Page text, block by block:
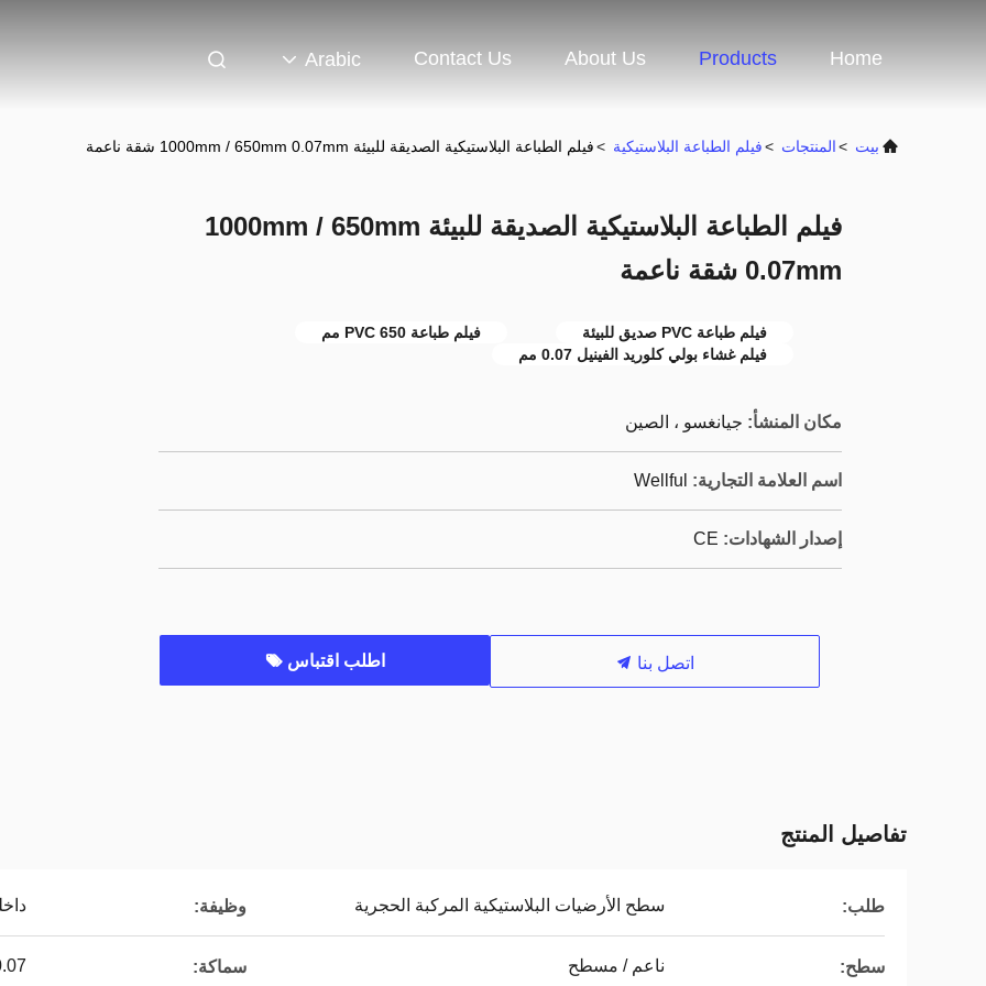
Home
Products
About Us
Contact Us
Arabic
بيت >المنتجات >فيلم الطباعة البلاستيكية >فيلم الطباعة البلاستيكية الصديقة للبيئة 1000mm / 650mm 0.07mm شقة ناعمة
فيلم الطباعة البلاستيكية الصديقة للبيئة 1000mm / 650mm
0.07mm شقة ناعمة
فيلم طباعة PVC صديق للبيئة
فيلم طباعة PVC 650 مم
فيلم غشاء بولي كلوريد الفينيل 0.07 مم
مكان المنشأ: جيانغسو ، الصين
اسم العلامة التجارية: Wellful
إصدار الشهادات: CE
اتصل بنا اطلب اقتباس
تفاصيل المنتج
طلب: سطح الأرضيات البلاستيكية المركبة الحجرية وظيفة:
سطح: ناعم / مسطح سماكة: 0.07